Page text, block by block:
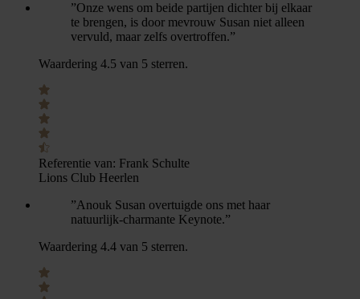
”Onze wens om beide partijen dichter bij elkaar
te brengen, is door mevrouw Susan niet alleen
vervuld, maar zelfs overtroffen.”
Waardering 4.5 van 5 sterren.
Referentie van: Frank Schulte
Lions Club Heerlen
”Anouk Susan overtuigde ons met haar
natuurlijk-charmante Keynote.”
Waardering 4.4 van 5 sterren.